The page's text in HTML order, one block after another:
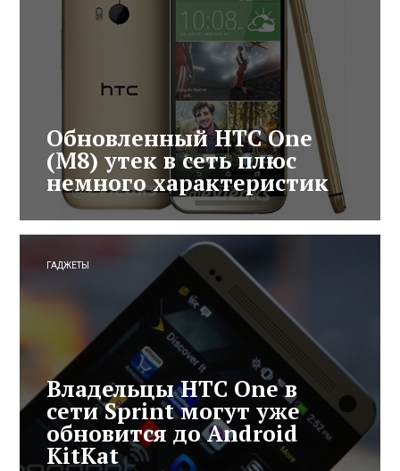
Обновленный HTC One
(M8) утек в сеть плюс
немного характеристик
ГАДЖЕТЫ
Владельцы HTC One в
сети Sprint могут уже
обновится до Android
KitKat